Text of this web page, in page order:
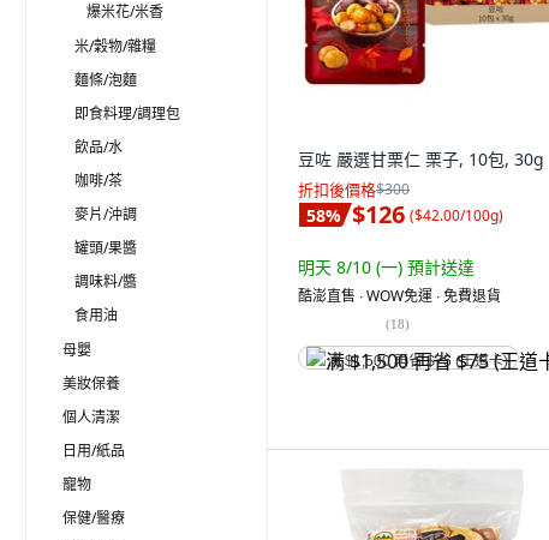
爆米花/米香
米/穀物/雜糧
麵條/泡麵
即食料理/調理包
飲品/水
咖啡/茶
麥片/沖調
罐頭/果醬
調味料/醬
食用油
母嬰
美妝保養
個人清潔
日用/紙品
寵物
保健/醫療
豆咗 嚴選甘栗仁 栗子, 10包, 30g
折扣後價格$300
58% $126 ($42.00/100g)
明天 8/10 (一) 預計送達
酷澎直售 ∙ WOW免運 ∙ 免費退貨
(18)
满 $1,500 再省 $75 (王道卡)